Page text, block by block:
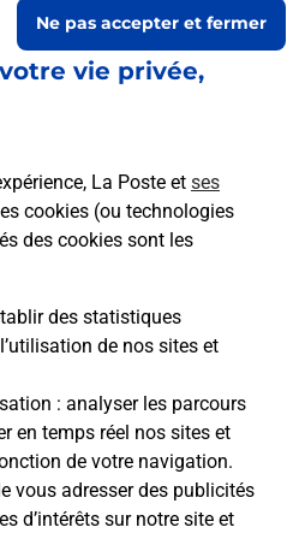
vie privée,
La Poste et ses
cookies (ou technologies
des cookies sont les
des statistiques
de nos sites et
: analyser les parcours
en temps réel nos sites et
de votre navigation.
vous adresser des publicités
d’intérêts sur notre site et
Ne pas accepter et fermer
du courrierlundià 09h00
onglet